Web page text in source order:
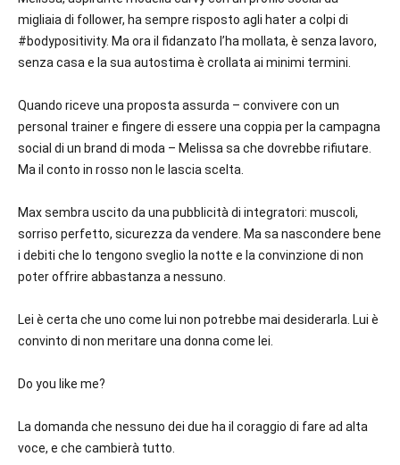
migliaia di follower, ha sempre risposto agli hater a colpi di
#bodypositivity. Ma ora il fidanzato l’ha mollata, è senza lavoro,
senza casa e la sua autostima è crollata ai minimi termini.
Quando riceve una proposta assurda – convivere con un
personal trainer e fingere di essere una coppia per la campagna
social di un brand di moda – Melissa sa che dovrebbe rifiutare.
Ma il conto in rosso non le lascia scelta.
Max sembra uscito da una pubblicità di integratori: muscoli,
sorriso perfetto, sicurezza da vendere. Ma sa nascondere bene
i debiti che lo tengono sveglio la notte e la convinzione di non
poter offrire abbastanza a nessuno.
Lei è certa che uno come lui non potrebbe mai desiderarla. Lui è
convinto di non meritare una donna come lei.
Do you like me?
La domanda che nessuno dei due ha il coraggio di fare ad alta
voce, e che cambierà tutto.